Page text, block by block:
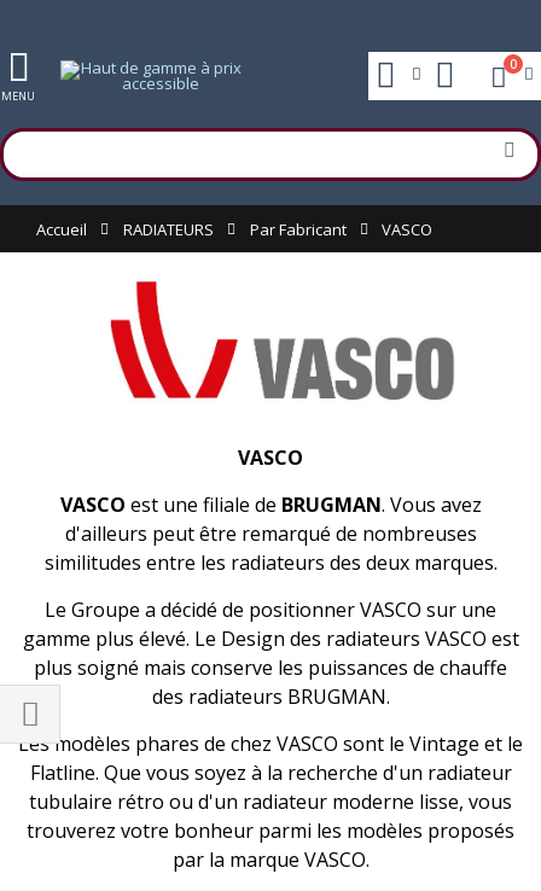
MENU
0
Accueil RADIATEURS Par Fabricant VASCO
VASCO
VASCO est une filiale de BRUGMAN. Vous avez
d'ailleurs peut être remarqué de nombreuses
similitudes entre les radiateurs des deux marques.
Le Groupe a décidé de positionner VASCO sur une
gamme plus élevé. Le Design des radiateurs VASCO est
plus soigné mais conserve les puissances de chauffe
des radiateurs BRUGMAN.
Les modèles phares de chez VASCO sont le Vintage et le
Flatline. Que vous soyez à la recherche d'un radiateur
tubulaire rétro ou d'un radiateur moderne lisse, vous
trouverez votre bonheur parmi les modèles proposés
par la marque VASCO.